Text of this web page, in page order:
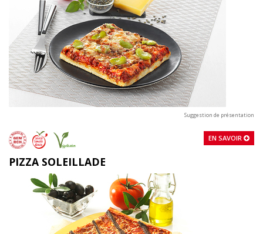
Suggestion de présentation
EN SAVOIR
PIZZA SOLEILLADE